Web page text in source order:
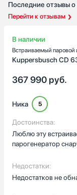
Последние отзывы о
Перейти к отзывам
В наличии
Встраиваемый
Kuppersbusch CD
367 990 руб.
Ника 5
Достоинства:
Люблю эту
парогенератор
Недостатки:
Недостатков не